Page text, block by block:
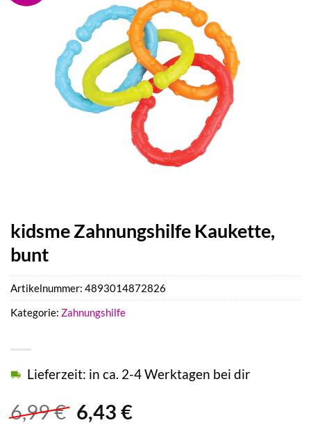
kidsme Zahnungshilfe Kaukette,
bunt
6,99€ Ursprünglicher
6,43 €Aktueller
Lieferzeit: in ca. 2-4 Werktagen bei dir
Artikelnummer: 4893014872826
Kategorie: Zahnungshilfe